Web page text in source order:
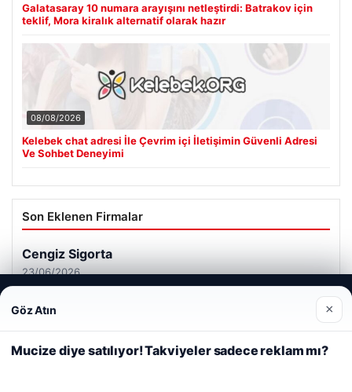
Galatasaray 10 numara arayışını netleştirdi: Batrakov için
teklif, Mora kiralık alternatif olarak hazır
08/08/2026
Kelebek chat adresi İle Çevrim içi İletişimin Güvenli Adresi
Ve Sohbet Deneyimi
Son Eklenen Firmalar
Cengiz Sigorta
23/06/2026
deneyiminizi kişiselleştirmek ve geliştirmek amacıyla çerezler
kullanıyoruz.Çerez Politikamız
Reddet Kabul Et
Göz Atın ×
Mucize diye satılıyor! Takviyeler sadece reklam mı?